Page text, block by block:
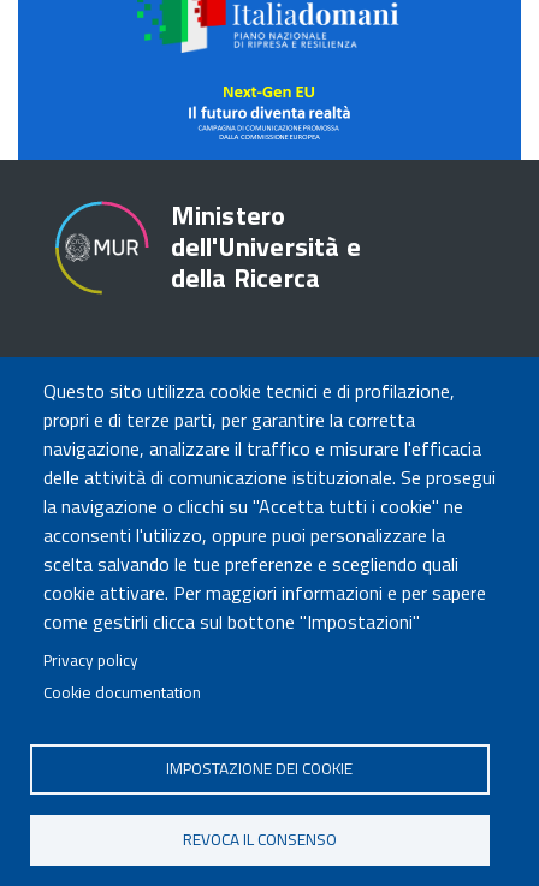
Questo sito utilizza cookie tecnici e di profilazione,
propri e di terze parti, per garantire la corretta
navigazione, analizzare il traffico e misurare l'efficacia
delle attività di comunicazione istituzionale. Se prosegui
la navigazione o clicchi su "Accetta tutti i cookie" ne
acconsenti l'utilizzo, oppure puoi personalizzare la
scelta salvando le tue preferenze e scegliendo quali
cookie attivare. Per maggiori informazioni e per sapere
come gestirli clicca sul bottone "Impostazioni"
Privacy policy
Cookie documentation
IMPOSTAZIONE DEI COOKIE
REVOCA IL CONSENSO
domani
NextGEN
Futuro
Domani
Ministero
dell'Università e
della Ricerca
TRASPARENZA
Amministrazione Trasparente
Atti di notifica
Albo online
Concorsi
COMUNICA CON NOI
Urp
Posta elettronica certificata
Sedi e contatti
Governo Italiano
Tutti i diritti riservati © 2020
MENU
Mappa del sito